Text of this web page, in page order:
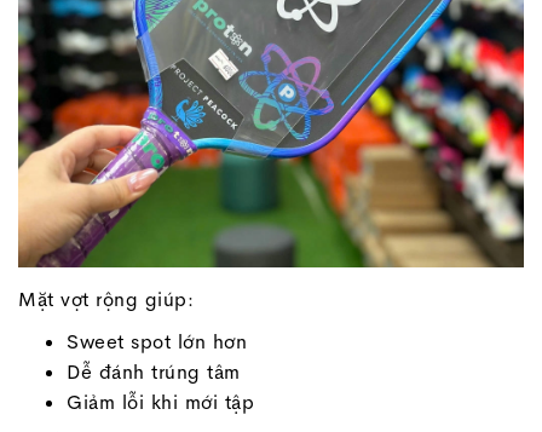
Mặt vợt rộng giúp:
Sweet spot lớn hơn
Dễ đánh trúng tâm
Giảm lỗi khi mới tập